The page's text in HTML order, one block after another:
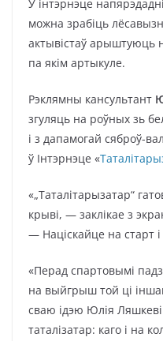
У інтэрнэце
можна зрабіць
актывістаў арыштуюць
па якім артыкуле.
Рэклямны кансультант
згуляць на роўных зь
і з дапамогай сяброў-
ў Інтэрнэце «
«„Таталітарызатар“
крыві, — заклікае з
— Націскайце на старт
«Перад спартовымі
на выйгрыш той ці
сваю ідэю Юлія
таталізатар: каго і на